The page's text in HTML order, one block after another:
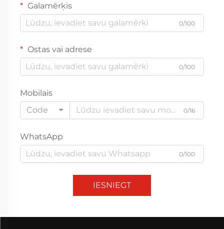
Galamērķis
0/100
Ostas vai adrese
0/100
Mobilais
Code
0/16
WhatsApp
0/100
IESNIEGT